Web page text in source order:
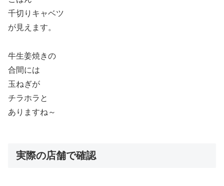
千切りキャベツ
が見えます。
牛生姜焼きの
合間には
玉ねぎが
チラホラと
ありますね～
実際の店舗で確認